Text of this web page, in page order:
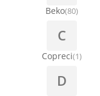
Stakla i okviri
Termostati i
Beko(80)
C
Copreci(1)
D